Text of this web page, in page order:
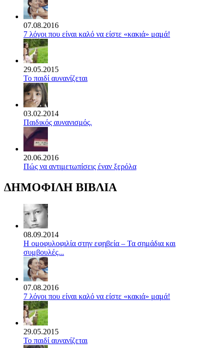
07.08.2016
7 λόγοι που είναι καλό να είστε «κακιά» μαμά!
29.05.2015
Το παιδί αυνανίζεται
03.02.2014
Παιδικός αυνανισμός.
20.06.2016
Πώς να αντιμετωπίσεις έναν ξερόλα
ΔΗΜΟΦΙΛΗ ΒΙΒΛΙΑ
08.09.2014
Η ομοφυλοφιλία στην εφηβεία – Τα σημάδια και
συμβουλές...
07.08.2016
7 λόγοι που είναι καλό να είστε «κακιά» μαμά!
29.05.2015
Το παιδί αυνανίζεται